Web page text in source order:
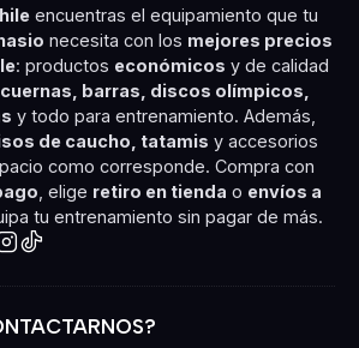
encuentras el equipamiento que tu
necesita con los mejores precios
: productos económicos y de calidad
barras, discos olímpicos,
y todo para entrenamiento. Además,
de caucho, tatamis y accesorios
como corresponde. Compra con
, elige retiro en tienda o envíos a
tu entrenamiento sin pagar de más.